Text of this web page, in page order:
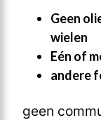
Geen
wielen
Eén of
andere
geen